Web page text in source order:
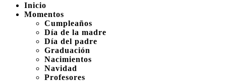
Inicio
Momentos
Cumpleaños
Día de la madre
Día del padre
Graduación
Nacimientos
Navidad
Profesores